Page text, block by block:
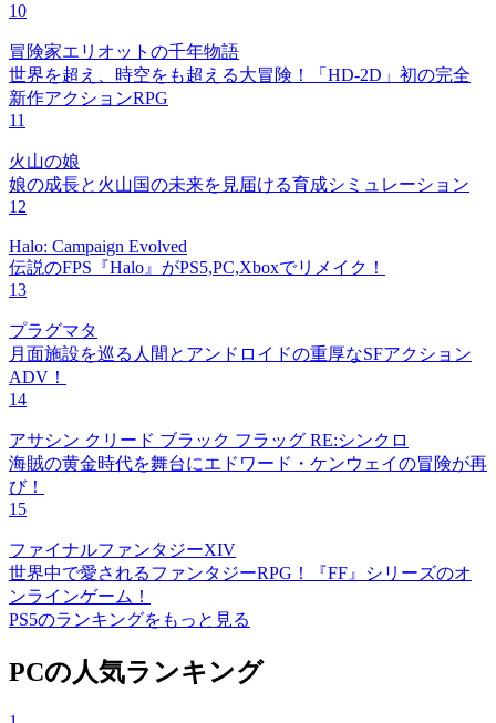
10
冒険家エリオットの千年物語
世界を超え、時空をも超える大冒険！「HD-2D」初の完全
新作アクションRPG
11
火山の娘
娘の成長と火山国の未来を見届ける育成シミュレーション
12
Halo: Campaign Evolved
伝説のFPS『Halo』がPS5,PC,Xboxでリメイク！
13
プラグマタ
月面施設を巡る人間とアンドロイドの重厚なSFアクション
ADV！
14
アサシン クリード ブラック フラッグ RE:シンクロ
海賊の黄金時代を舞台にエドワード・ケンウェイの冒険が再
び！
15
ファイナルファンタジーXIV
世界中で愛されるファンタジーRPG！『FF』シリーズのオ
ンラインゲーム！
PS5のランキングをもっと見る
PCの人気ランキング